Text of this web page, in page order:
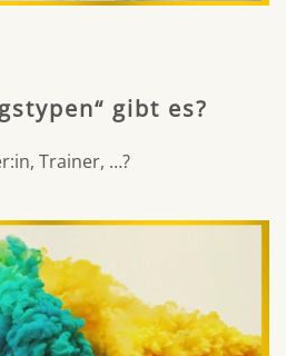
gibt es?
Trainer, …?